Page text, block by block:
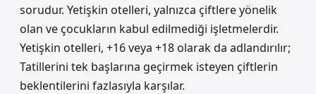
sorudur. Yetişkin otelleri, yalnızca çiftlere yönelik
olan ve çocukların kabul edilmediği işletmelerdir.
Yetişkin otelleri, +16 veya +18 olarak da adlandırılır;
Tatillerini tek başlarına geçirmek isteyen çiftlerin
beklentilerini fazlasıyla karşılar.